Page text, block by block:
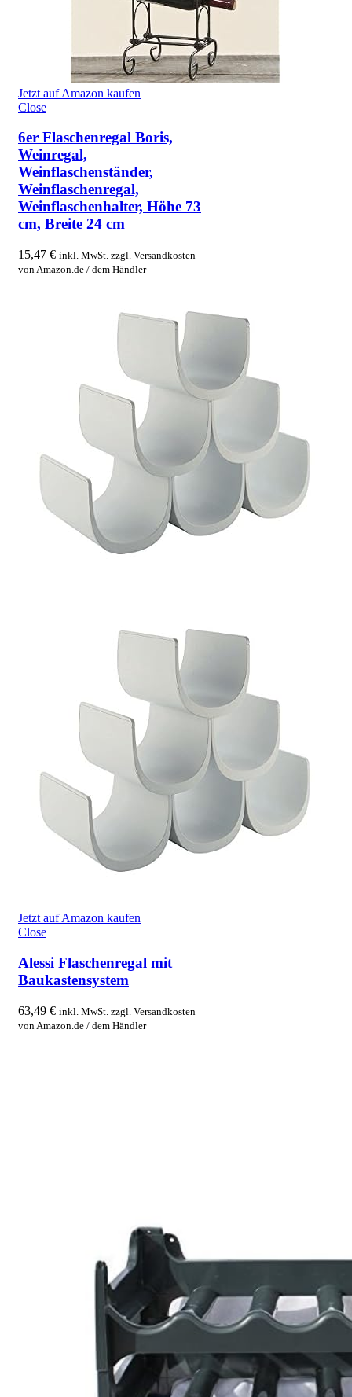
Jetzt auf Amazon kaufen
Close
6er Flaschenregal Boris,
Weinregal,
Weinflaschenständer,
Weinflaschenregal,
Weinflaschenhalter, Höhe 73
cm, Breite 24 cm
15,47 € inkl. MwSt. zzgl. Versandkosten
von Amazon.de / dem Händler
Jetzt auf Amazon kaufen
Close
Alessi Flaschenregal mit
Baukastensystem
63,49 € inkl. MwSt. zzgl. Versandkosten
von Amazon.de / dem Händler